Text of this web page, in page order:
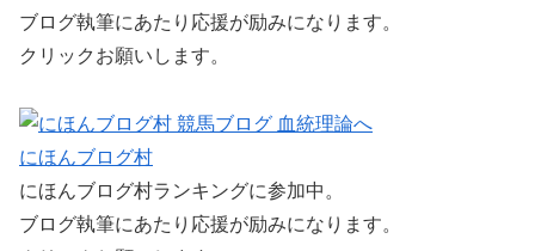
ブログ執筆にあたり応援が励みになります。
クリックお願いします。
にほんブログ村
にほんブログ村ランキングに参加中。
ブログ執筆にあたり応援が励みになります。